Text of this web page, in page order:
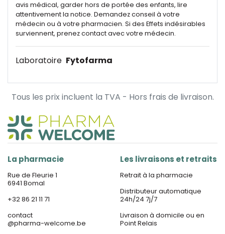
avis médical, garder hors de portée des enfants, lire
attentivement la notice. Demandez conseil à votre
médecin ou à votre pharmacien. Si des Effets indésirables
surviennent, prenez contact avec votre médecin.
Laboratoire Fytofarma
Tous les prix incluent la TVA - Hors frais de livraison.
La pharmacie
Rue de Fleurie 1
6941 Bomal
+32 86 21 11 71
contact
@pharma-welcome.be
Les livraisons et retraits
Retrait à la pharmacie
Distributeur automatique
24h/24 7j/7
Livraison à domicile ou en
Point Relais